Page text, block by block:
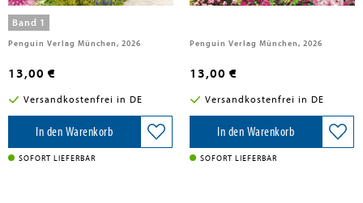
Band 1
Penguin Verlag München, 2026
13,00 €
Versandkostenfrei in DE
In den Warenkorb
SOFORT LIEFERBAR
Penguin Verlag München, 2026
13,00 €
Versandkostenfrei in DE
In den Warenkorb
SOFORT LIEFERBAR